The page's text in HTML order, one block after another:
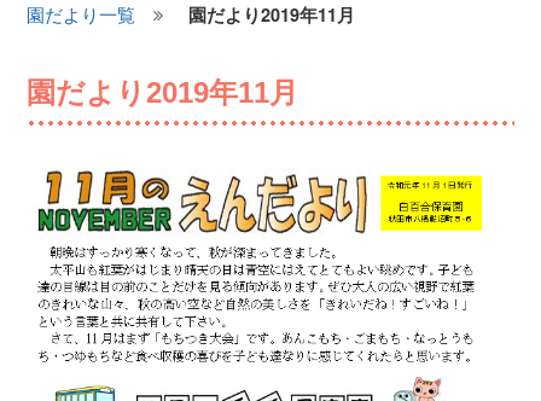
園だより一覧
園だより2019年11月
園だより2019年11月